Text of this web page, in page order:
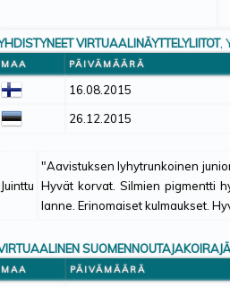
VIRTUAALINÄYTTELYLIITOT,
MAA PÄIVÄMÄÄRÄ
16.08.2015
26.12.2015
Juinttu
"Aavistuksen lyhytrunkoinen
Hyvät korvat. Silmien pigmentti
lanne. Erinomaiset kulmaukset.
MAA PÄIVÄMÄÄRÄ